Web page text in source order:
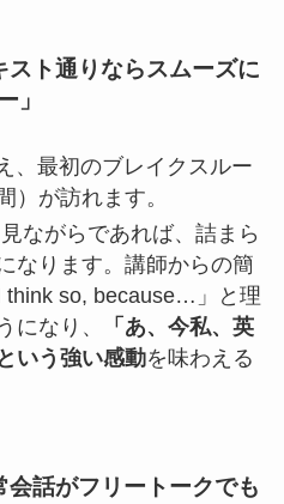
スト通りならスムーズに
」
、最初のブレイクスルー
）が訪れます。
ながらであれば、詰まら
なります。講師からの簡
think so, because…」と理
になり、
「あ、今私、英
いう強い感動を味わえる
会話がフリートークでも